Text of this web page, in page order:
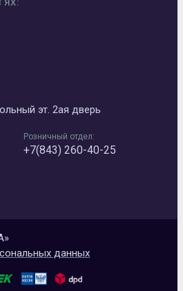
эт. 2ая дверь
Розничный отдел:
+7(843) 260-40-25
данных